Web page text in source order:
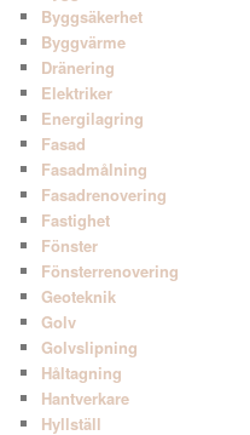
Byggsäkerhet
Byggvärme
Dränering
Elektriker
Energilagring
Fasad
Fasadmålning
Fasadrenovering
Fastighet
Fönster
Fönsterrenovering
Geoteknik
Golv
Golvslipning
Håltagning
Hantverkare
Hyllställ